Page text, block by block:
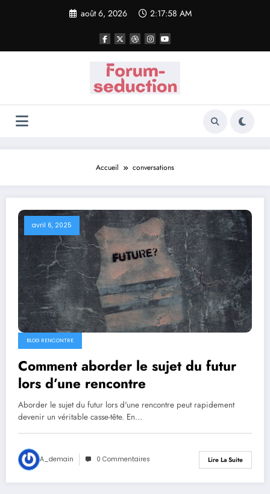
août 6, 2026 2:17:58 AM
Accueil conversations
avril 6, 2025
BLOG RENCONTRE
Comment aborder le sujet du futur
lors d’une rencontre
Aborder le sujet du futur lors d'une rencontre peut rapidement
devenir un véritable casse-tête. En…
A_demain 0 Commentaires Lire La Suite